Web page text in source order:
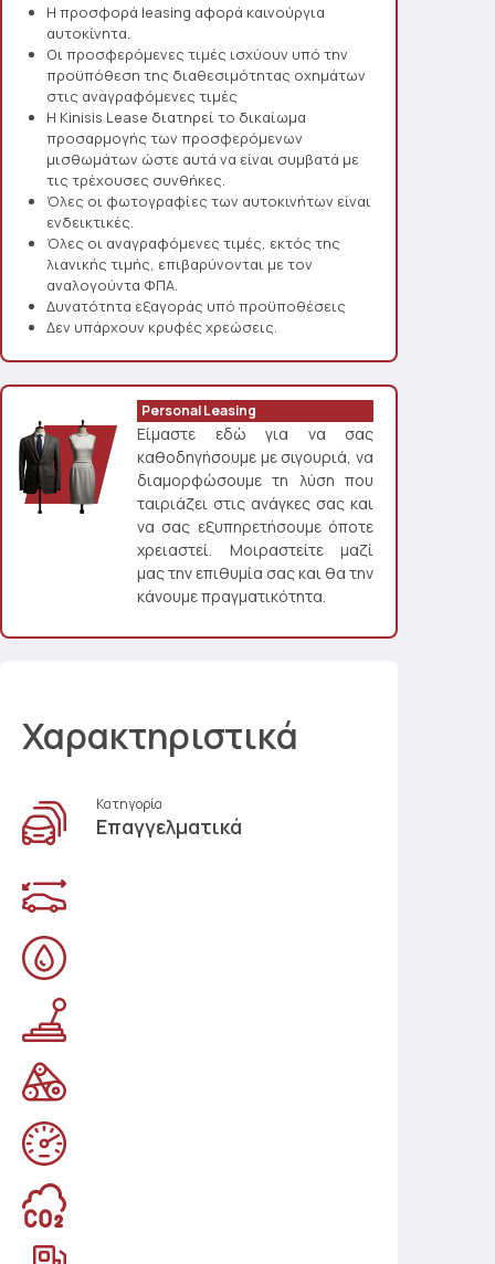
Η προσφορά leasing αφορά καινούργια
αυτοκίνητα.
Οι προσφερόμενες τιμές ισχύουν υπό την
προϋπόθεση της διαθεσιμότητας οχημάτων
στις αναγραφόμενες τιμές
Η Kinisis Lease διατηρεί το δικαίωμα
προσαρμογής των προσφερόμενων
μισθωμάτων ώστε αυτά να είναι συμβατά με
τις τρέχουσες συνθήκες.
Όλες οι φωτογραφίες των αυτοκινήτων είναι
ενδεικτικές.
Όλες οι αναγραφόμενες τιμές, εκτός της
λιανικής τιμής, επιβαρύνονται με τον
αναλογούντα ΦΠΑ.
Δυνατότητα εξαγοράς υπό προϋποθέσεις
Δεν υπάρχουν κρυφές χρεώσεις.
Personal Leasing
Είμαστε εδώ για να σας
καθοδηγήσουμε με σιγουριά, να
διαμορφώσουμε τη λύση που
ταιριάζει στις ανάγκες σας και
να σας εξυπηρετήσουμε όποτε
χρειαστεί. Μοιραστείτε μαζί
μας την επιθυμία σας και θα την
κάνουμε πραγματικότητα.
Χαρακτηριστικά
Κατηγορία
Επαγγελματικά